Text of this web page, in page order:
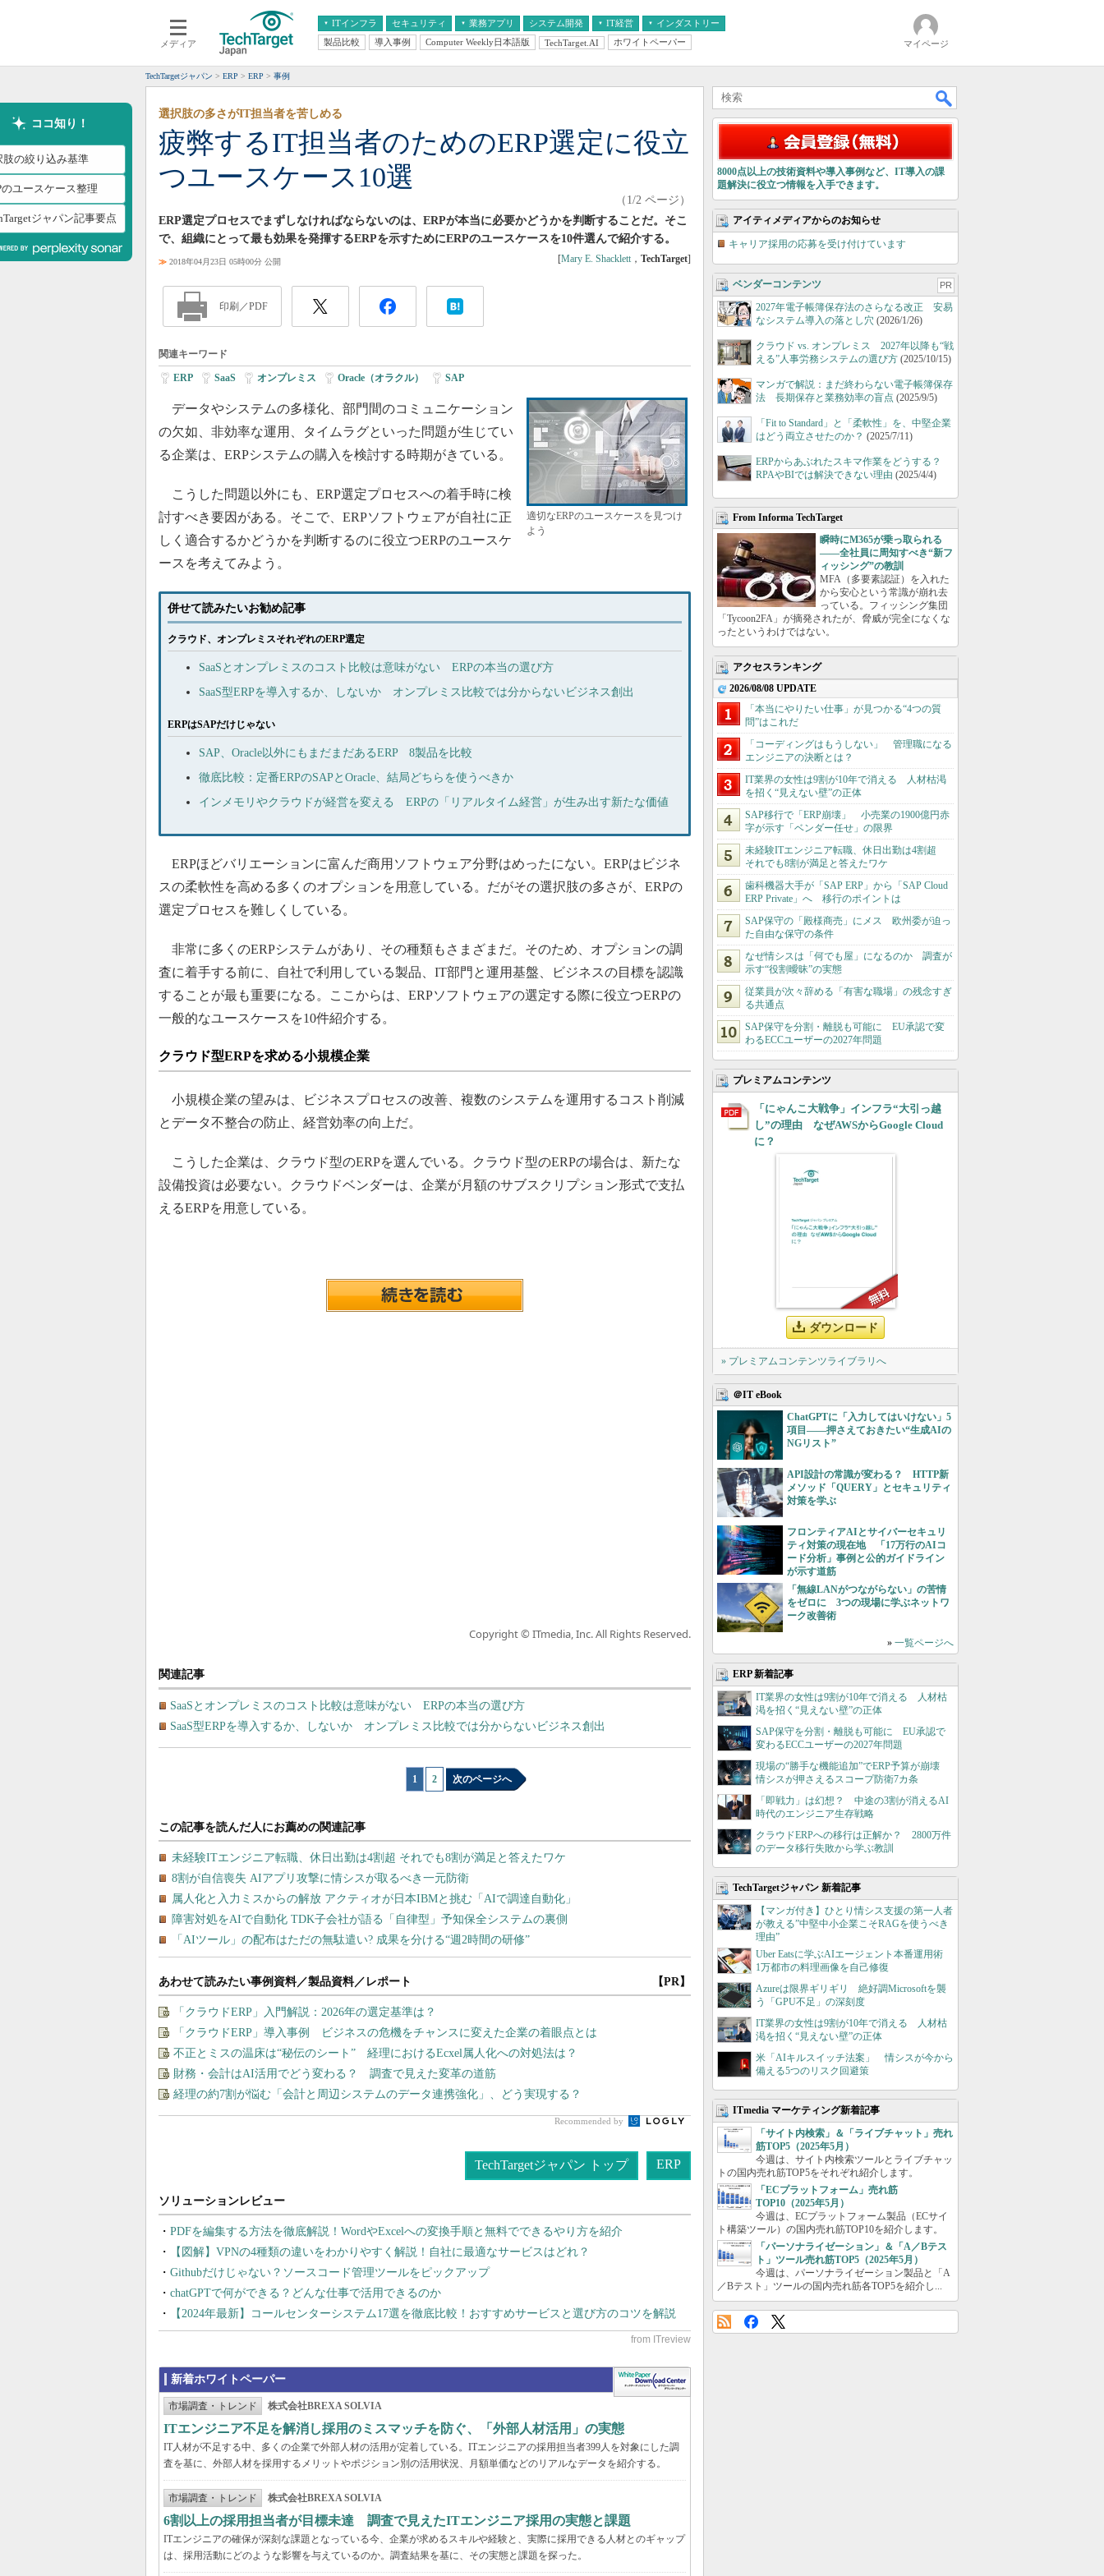
メディア
ITインフラ
クラウド
スマートモバイル
ネットワーク
システム運用管理
セキュリティ 業務アプリ
エンタープライズAI
ERP
CX
情報系システム
システム開発 IT経営
経営とIT
インダストリー
医療IT
製品比較 導入事例 Computer Weekly日本語版 TechTarget.AI ホワイトペーパー マイページ
TechTargetジャパン ERP ERP 事例
ココ知り！
肢の絞り込み基準
のユースケース整理
ジャパン記事要点
疲弊するIT担当者のためのERP選定に役立
つユースケース10選
選択肢の多さがIT担当者を苦しめる
（1/2 ページ）
ERP選定プロセスでまずしなければならないのは、ERPが本当に必要かどうかを判断することだ。そこ
で、組織にとって最も効果を発揮するERPを示すためにERPのユースケースを10件選んで紹介する。
≫ 2018年04月23日 05時00分 公開 [Mary E. Shacklett ， TechTarget]
印刷／PDF
関連キーワード
ERP SaaS オンプレミス Oracle（オラクル） SAP
適切なERPのユースケースを見つけ
よう
データやシステムの多様化、部門間のコミュニケーション
の欠如、非効率な運用、タイムラグといった問題が生じてい
る企業は、ERPシステムの購入を検討する時期がきている。
こうした問題以外にも、ERP選定プロセスへの着手時に検
討すべき要因がある。そこで、ERPソフトウェアが自社に正
しく適合するかどうかを判断するのに役立つERPのユースケ
ースを考えてみよう。
併せて読みたいお勧め記事
クラウド、オンプレミスそれぞれのERP選定
SaaSとオンプレミスのコスト比較は意味がない ERPの本当の選び方
SaaS型ERPを導入するか、しないか オンプレミス比較では分からないビジネス創出
ERPはSAPだけじゃない
SAP、Oracle以外にもまだまだあるERP 8製品を比較
徹底比較：定番ERPのSAPとOracle、結局どちらを使うべきか
インメモリやクラウドが経営を変える ERPの「リアルタイム経営」が生み出す新たな価値
ERPほどバリエーションに富んだ商用ソフトウェア分野はめったにない。ERPはビジネ
スの柔軟性を高める多くのオプションを用意している。だがその選択肢の多さが、ERPの
選定プロセスを難しくしている。
非常に多くのERPシステムがあり、その種類もさまざまだ。そのため、オプションの調
査に着手する前に、自社で利用している製品、IT部門と運用基盤、ビジネスの目標を認識
することが最も重要になる。ここからは、ERPソフトウェアの選定する際に役立つERPの
一般的なユースケースを10件紹介する。
クラウド型ERPを求める小規模企業
小規模企業の望みは、ビジネスプロセスの改善、複数のシステムを運用するコスト削減
とデータ不整合の防止、経営効率の向上だ。
こうした企業は、クラウド型のERPを選んでいる。クラウド型のERPの場合は、新たな
設備投資は必要ない。クラウドベンダーは、企業が月額のサブスクリプション形式で支払
えるERPを用意している。
Copyright © ITmedia, Inc. All Rights Reserved.
関連記事
SaaSとオンプレミスのコスト比較は意味がない ERPの本当の選び方
SaaS型ERPを導入するか、しないか オンプレミス比較では分からないビジネス創出
1 2 次のページへ
あわせて読みたい事例資料／製品資料／レポート 【PR】
「クラウドERP」入門解説：2026年の選定基準は？
「クラウドERP」導入事例 ビジネスの危機をチャンスに変えた企業の着眼点とは
不正とミスの温床は“秘伝のシート” 経理におけるEcxel属人化への対処法は？
財務・会計はAI活用でどう変わる？ 調査で見えた変革の道筋
経理の約7割が悩む「会計と周辺システムのデータ連携強化」、どう実現する？
Recommended by
TechTargetジャパン トップ ERP
PDFを編集する方法を徹底解説！WordやExcelへの変換手順と無料でできるやり方を紹介
【図解】VPNの4種類の違いをわかりやすく解説！自社に最適なサービスはどれ？
Githubだけじゃない？ソースコード管理ツールをピックアップ
chatGPTで何ができる？どんな仕事で活用できるのか
【2024年最新】コールセンターシステム17選を徹底比較！おすすめサービスと選び方のコツを解説
新着ホワイトペーパー
市場調査・トレンド 株式会社BREXA SOLVIA
ITエンジニア不足を解消し採用のミスマッチを防ぐ、「外部人材活用」の実態
IT人材が不足する中、多くの企業で外部人材の活用が定着している。ITエンジニアの採用担当者399人を対象にした調
査を基に、外部人材を採用するメリットやポジション別の活用状況、月額単価などのリアルなデータを紹介する。
市場調査・トレンド 株式会社BREXA SOLVIA
6割以上の採用担当者が目標未達 調査で見えたITエンジニア採用の実態と課題
ITエンジニアの確保が深刻な課題となっている今、企業が求めるスキルや経験と、実際に採用できる人材とのギャップ
は、採用活動にどのような影響を与えているのか。調査結果を基に、その実態と課題を探った。
8000点以上の技術資料や導入事例など、IT導入の課
題解決に役立つ情報を入手できます。
アイティメディアからのお知らせ
キャリア採用の応募を受け付けています
ベンダーコンテンツ PR
2027年電子帳簿保存法のさらなる改正 安易
なシステム導入の落とし穴 (2026/1/26)
クラウド vs. オンプレミス 2027年以降も“戦
える”人事労務システムの選び方 (2025/10/15)
マンガで解説：まだ終わらない電子帳簿保存
法 長期保存と業務効率の盲点 (2025/9/5)
「Fit to Standard」と「柔軟性」を、中堅企業
はどう両立させたのか？ (2025/7/11)
ERPからあぶれたスキマ作業をどうする？
RPAやBIでは解決できない理由 (2025/4/4)
From Informa TechTarget
瞬時にM365が乗っ取られる
――全社員に周知すべき“新フ
ィッシング”の教訓
MFA（多要素認証）を入れた
から安心という常識が崩れ去
っている。フィッシング集団
「Tycoon2FA」が摘発されたが、脅威が完全になくな
ったというわけではない。
アクセスランキング
2026/08/08 UPDATE
「本当にやりたい仕事」が見つかる“4つの質
問”はこれだ
「コーディングはもうしない」 管理職になる
エンジニアの決断とは？
IT業界の女性は9割が10年で消える 人材枯渇
を招く“見えない壁”の正体
SAP移行で「ERP崩壊」 小売業の1900億円赤
字が示す「ベンダー任せ」の限界
未経験ITエンジニア転職、休日出勤は4割超
それでも8割が満足と答えたワケ
歯科機器大手が「SAP ERP」から「SAP Cloud
ERP Private」へ 移行のポイントは
SAP保守の「殿様商売」にメス 欧州委が迫っ
た自由な保守の条件
なぜ情シスは「何でも屋」になるのか 調査が
示す“役割曖昧”の実態
従業員が次々辞める「有害な職場」の残念すぎ
る共通点
SAP保守を分割・離脱も可能に EU承認で変
わるECCユーザーの2027年問題
プレミアムコンテンツ
「にゃんこ大戦争」インフラ“大引っ越
し”の理由 なぜAWSからGoogle Cloud
に？
ダウンロード
» プレミアムコンテンツライブラリへ
＠IT eBook
ChatGPTに「入力してはいけない」5
項目――押さえておきたい“生成AIの
NGリスト”
API設計の常識が変わる？ HTTP新
メソッド「QUERY」とセキュリティ
対策を学ぶ
フロンティアAIとサイバーセキュリ
ティ対策の現在地 「17万行のAIコ
ード分析」事例と公的ガイドライン
が示す道筋
「無線LANがつながらない」の苦情
をゼロに 3つの現場に学ぶネットワ
ーク改善術
» 一覧ページへ
ERP 新着記事
IT業界の女性は9割が10年で消える 人材枯
渇を招く“見えない壁”の正体
SAP保守を分割・離脱も可能に EU承認で
変わるECCユーザーの2027年問題
現場の“勝手な機能追加”でERP予算が崩壊
情シスが押さえるスコープ防衛7カ条
「即戦力」は幻想？ 中途の3割が消えるAI
時代のエンジニア生存戦略
クラウドERPへの移行は正解か？ 2800万件
のデータ移行失敗から学ぶ教訓
TechTargetジャパン 新着記事
【マンガ付き】ひとり情シス支援の第一人者
が教える”中堅中小企業こそRAGを使うべき
理由”
Uber Eatsに学ぶAIエージェント本番運用術
1万都市の料理画像を自己修復
Azureは限界ギリギリ 絶好調Microsoftを襲
う「GPU不足」の深刻度
IT業界の女性は9割が10年で消える 人材枯
渇を招く“見えない壁”の正体
米「AIキルスイッチ法案」 情シスが今から
備える5つのリスク回避策
ITmedia マーケティング新着記事
「サイト内検索」＆「ライブチャット」売れ
筋TOP5（2025年5月）
今週は、サイト内検索ツールとライブチャッ
トの国内売れ筋TOP5をそれぞれ紹介します。
「ECプラットフォーム」売れ筋
TOP10（2025年5月）
今週は、ECプラットフォーム製品（ECサイ
ト構築ツール）の国内売れ筋TOP10を紹介します。
「パーソナライゼーション」＆「A／Bテス
ト」ツール売れ筋TOP5（2025年5月）
今週は、パーソナライゼーション製品と「A
／Bテスト」ツールの国内売れ筋各TOP5を紹介し...